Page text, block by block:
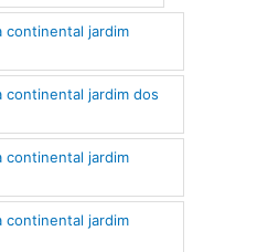
continental jardim
continental jardim dos
continental jardim
continental jardim